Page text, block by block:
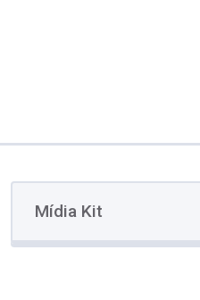
Mídia Kit